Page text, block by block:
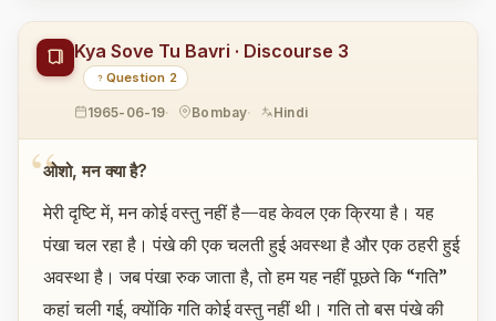
Kya Sove Tu Bavri · Discourse 3
Question 2
1965-06-19 Bombay Hindi
ओशो, मन क्या है?
मेरी दृष्टि में, मन कोई वस्तु नहीं है—वह केवल एक क्रिया है। यह
पंखा चल रहा है। पंखे की एक चलती हुई अवस्था है और एक ठहरी हुई
अवस्था है। जब पंखा रुक जाता है, तो हम यह नहीं पूछते कि “गति”
कहां चली गई, क्योंकि गति कोई वस्तु नहीं थी। गति तो बस पंखे की